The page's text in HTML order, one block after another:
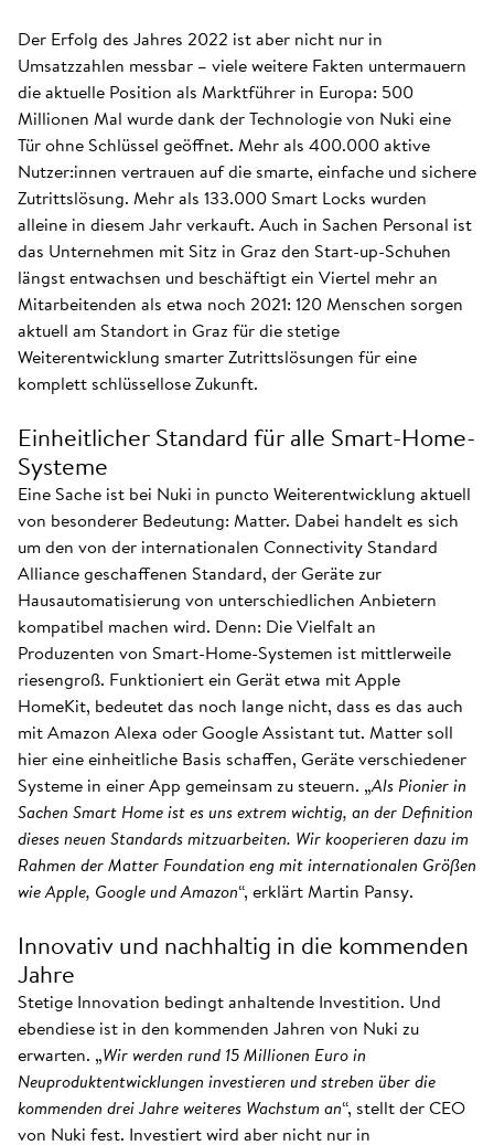
Der Erfolg des Jahres 2022 ist aber nicht nur in
Umsatzzahlen messbar – viele weitere Fakten untermauern
die aktuelle Position als Marktführer in Europa: 500
Millionen Mal wurde dank der Technologie von Nuki eine
Tür ohne Schlüssel geöffnet. Mehr als 400.000 aktive
Nutzer:innen vertrauen auf die smarte, einfache und sichere
Zutrittslösung. Mehr als 133.000 Smart Locks wurden
alleine in diesem Jahr verkauft. Auch in Sachen Personal ist
das Unternehmen mit Sitz in Graz den Start-up-Schuhen
längst entwachsen und beschäftigt ein Viertel mehr an
Mitarbeitenden als etwa noch 2021: 120 Menschen sorgen
aktuell am Standort in Graz für die stetige
Weiterentwicklung smarter Zutrittslösungen für eine
komplett schlüssellose Zukunft.
Einheitlicher Standard für alle Smart-Home-
Systeme
Eine Sache ist bei Nuki in puncto Weiterentwicklung aktuell
von besonderer Bedeutung: Matter. Dabei handelt es sich
um den von der internationalen Connectivity Standard
Alliance geschaffenen Standard, der Geräte zur
Hausautomatisierung von unterschiedlichen Anbietern
kompatibel machen wird. Denn: Die Vielfalt an
Produzenten von Smart-Home-Systemen ist mittlerweile
riesengroß. Funktioniert ein Gerät etwa mit Apple
HomeKit, bedeutet das noch lange nicht, dass es das auch
mit Amazon Alexa oder Google Assistant tut. Matter soll
hier eine einheitliche Basis schaffen, Geräte verschiedener
Systeme in einer App gemeinsam zu steuern. „Als Pionier in
Sachen Smart Home ist es uns extrem wichtig, an der Definition
dieses neuen Standards mitzuarbeiten. Wir kooperieren dazu im
Rahmen der Matter Foundation eng mit internationalen Größen
wie Apple, Google und Amazon“, erklärt Martin Pansy.
Innovativ und nachhaltig in die kommenden
Jahre
Stetige Innovation bedingt anhaltende Investition. Und
ebendiese ist in den kommenden Jahren von Nuki zu
erwarten. „Wir werden rund 15 Millionen Euro in
Neuproduktentwicklungen investieren und streben über die
kommenden drei Jahre weiteres Wachstum an“, stellt der CEO
von Nuki fest. Investiert wird aber nicht nur in